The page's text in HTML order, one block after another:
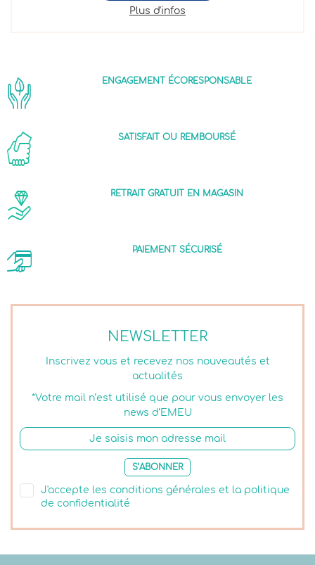
Plus d'infos
NEWSLETTER
Inscrivez vous et recevez nos nouveautés et
actualités
*Votre mail n’est utilisé que pour vous envoyer les
news d’EMEU
S’ABONNER
J'accepte les conditions générales et la politique
de confidentialité
ENGAGEMENT ÉCORESPONSABLE
SATISFAIT OU REMBOURSÉ
RETRAIT GRATUIT EN MAGASIN
PAIEMENT SÉCURISÉ